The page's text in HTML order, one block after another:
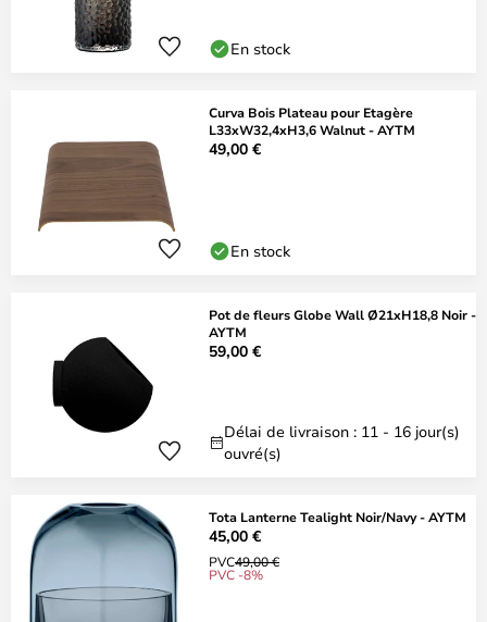
En stock
Curva Bois Plateau pour Etagère
L33xW32,4xH3,6 Walnut - AYTM
49,00 €
En stock
Pot de fleurs Globe Wall Ø21xH18,8 Noir -
AYTM
59,00 €
Délai de livraison : 11 - 16 jour(s)
ouvré(s)
Tota Lanterne Tealight Noir/Navy - AYTM
45,00 €
PVC49,00 €
PVC -8%